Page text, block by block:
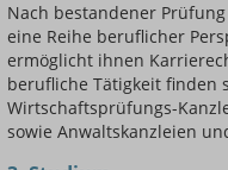
Nach bestandener
eine Reihe beruflicher
ermöglicht ihnen
berufliche Tätigkeit finden
Wirtschaftsprüfungs-
sowie Anwaltskanzleien